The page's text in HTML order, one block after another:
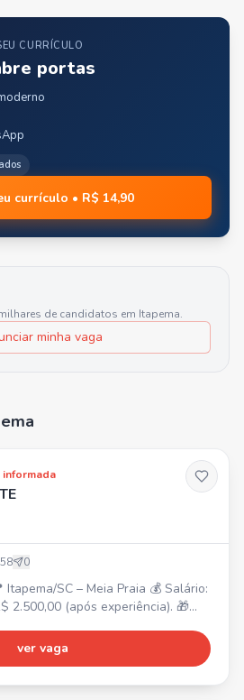
CURRÍCULO
portas
currículo • R$ 14,90
de candidatos em Itapema.
minha vaga
informada
58 0
2.500,00 (após experiência). 🎁
metas, Gympass, 2 consultas
Consulta com nutricionista,
ver vaga